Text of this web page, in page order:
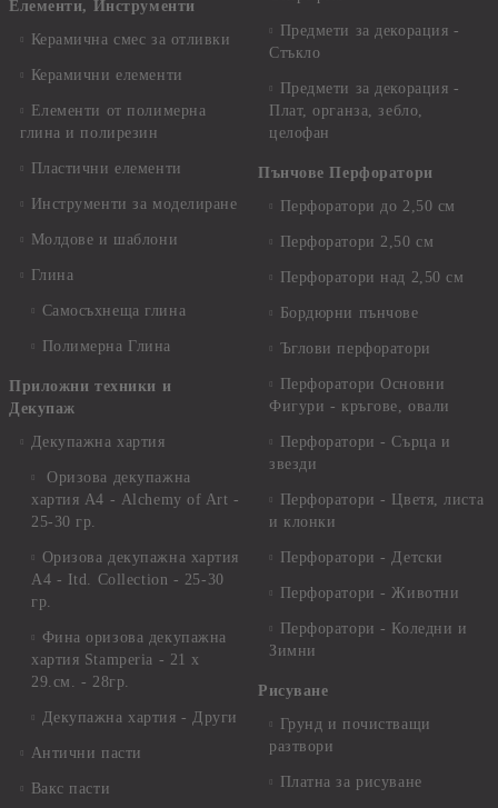
Елементи, Инструменти
Керамична смес за отливки
Керамични елементи
Елементи от полимерна
глина и полирезин
Пластични елементи
Инструменти за моделиране
Молдове и шаблони
Глина
Самосъхнеща глина
Полимерна Глина
Приложни техники и
Декупаж
Декупажна хартия
Оризова декупажна
хартия А4 - Alchemy of Art -
25-30 гр.
Оризова декупажна хартия
А4 - Itd. Collection - 25-30
гр.
Фина оризова декупажна
хартия Stamperia - 21 х
29.см. - 28гр.
Декупажна хартия - Други
Антични пасти
Вакс пасти
Предмети за декорация -
Стъкло
Предмети за декорация -
Плат, органза, зебло,
целофан
Пънчове Перфоратори
Перфоратори до 2,50 см
Перфоратори 2,50 см
Перфоратори над 2,50 см
Бордюрни пънчове
Ъглови перфоратори
Перфоратори Основни
Фигури - кръгове, овали
Перфоратори - Сърца и
звезди
Перфоратори - Цветя, листа
и клонки
Перфоратори - Детски
Перфоратори - Животни
Перфоратори - Коледни и
Зимни
Рисуване
Грунд и почистващи
разтвори
Платна за рисуване